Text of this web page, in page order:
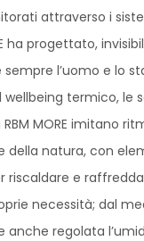
attraverso i
ha progettato,
l’uomo e lo
wellbeing termico, le
MORE imitano
della natura, con
riscaldare e
necessità; dal
anche regolata